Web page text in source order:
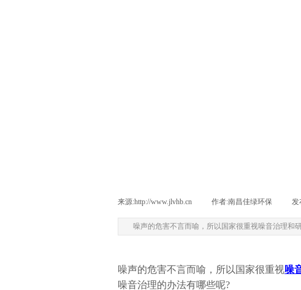
来源:http://www.jlvhb.cn 作者:南昌佳绿环保 发
噪声的危害不言而喻，所以国家很重视噪音治理​和
噪声的危害不言而喻，所以国家很重视噪
噪音治理的办法有哪些呢?